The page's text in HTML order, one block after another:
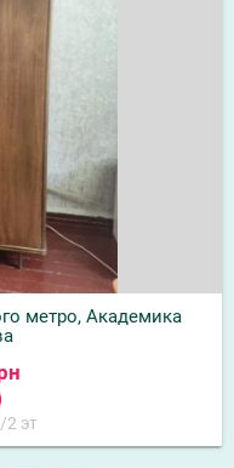
метро, Академика
2 эт